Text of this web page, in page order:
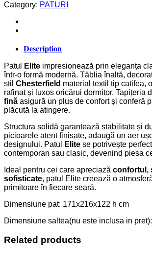
Category: PATURI
Description
Patul Elite impresionează prin eleganța
într-o formă modernă. Tăblia înaltă,
stil Chesterfield material textil tip catifea,
rafinat și luxos oricărui dormitor. Tapițeria
fină asigură un plus de confort și conferă
plăcută la atingere.
Structura solidă garantează stabilitate și
picioarele atent finisate, adaugă un aer
designului. Patul
Elite se potrivește
contemporan sau clasic, devenind piesa
Ideal pentru cei care apreciază confortul,
sofisticate, patul Elite creează o
primitoare în fiecare seară.
Dimensiune pat: 171x216x122 h cm
Dimensiune saltea(nu este inclusa in
Related products